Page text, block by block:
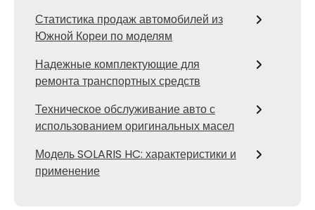
Статистика продаж автомобилей из
Южной Кореи по моделям
Надежные комплектующие для
ремонта транспортных средств
Техническое обслуживание авто с
использованием оригинальных масел
Модель SOLARIS HC: характеристики и
применение